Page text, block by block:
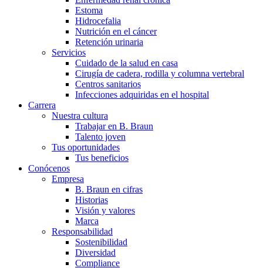
Estoma
Hidrocefalia
Nutrición en el cáncer
Retención urinaria
Servicios
Cuidado de la salud en casa
Cirugía de cadera, rodilla y columna vertebral
Centros sanitarios
Infecciones adquiridas en el hospital
Carrera
Nuestra cultura
Trabajar en B. Braun
Talento joven
Tus oportunidades
Tus beneficios
Conócenos
Empresa
B. Braun en cifras
Historias
Visión y valores
Marca
Responsabilidad
Sostenibilidad
Diversidad
Compliance